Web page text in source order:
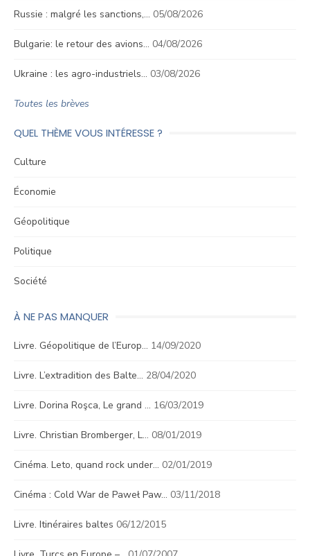
Russie : malgré les sanctions,… 05/08/2026
Bulgarie: le retour des avions… 04/08/2026
Ukraine : les agro-industriels… 03/08/2026
Toutes les brèves
QUEL THÈME VOUS INTÉRESSE ?
Culture
Économie
Géopolitique
Politique
Société
À NE PAS MANQUER
Livre. Géopolitique de l’Europ… 14/09/2020
Livre. L’extradition des Balte… 28/04/2020
Livre. Dorina Roşca, Le grand … 16/03/2019
Livre. Christian Bromberger, L… 08/01/2019
Cinéma. Leto, quand rock under… 02/01/2019
Cinéma : Cold War de Paweł Paw… 03/11/2018
Livre. Itinéraires baltes 06/12/2015